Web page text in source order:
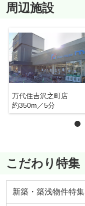
周辺施設
万代住吉沢之町店
約350m／5分
こだわり特集
新築・築浅物件特集